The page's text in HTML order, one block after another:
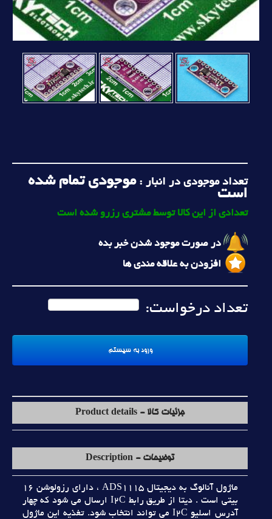
تعداد موجودی در انبار :موجودی تمام شده
است
تعدادی از این کالا توسط مشتری رزرو شده است
در صورت موجود شدن خبر بده
افزودن به علاقه مندی ها
تعداد درخواست:
جزئیات کالا - Product details
توضیحات - Description
ماژول آنالوگ به ديجيتال ADS1115 ، داراي رزولوشن 16
بيتي است . ديتا از طريق رابط I2C ارسال مي شود که چهار
آدرس اسليو I2C مي تواند انتخاب شود. تغذيه اين ماژول